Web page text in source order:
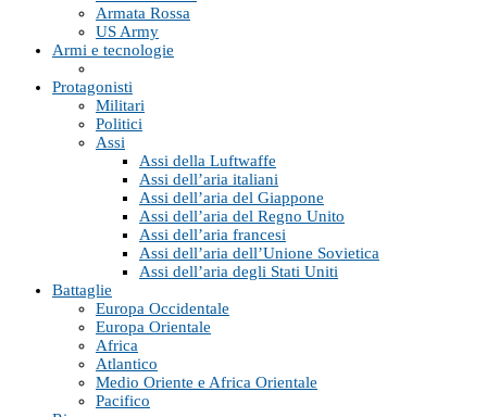
Armata Rossa
US Army
Armi e tecnologie
Protagonisti
Militari
Politici
Assi
Assi della Luftwaffe
Assi dell’aria italiani
Assi dell’aria del Giappone
Assi dell’aria del Regno Unito
Assi dell’aria francesi
Assi dell’aria dell’Unione Sovietica
Assi dell’aria degli Stati Uniti
Battaglie
Europa Occidentale
Europa Orientale
Africa
Atlantico
Medio Oriente e Africa Orientale
Pacifico